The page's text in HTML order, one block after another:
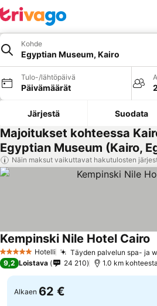
Kohde
Egyptian Museum, Kairo
Tulo-/lähtöpäivä
Päivämäärät
Järjestä Suodata
Majoitukset kohteessa
Egyptian Museum (Kairo,
Näin maksut vaikuttavat hakutulosten
5 Tähtiluokitus
Hotelli Täyden palvelun spa- ja
Kempinski Nile Hotel Cairo
9,2 Loistava 24 210 1.0 km
Alkaen 62 €